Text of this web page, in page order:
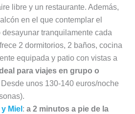
libre y un restaurante. Además,
en el que contemplar el
desayunar tranquilamente cada
2 dormitorios, 2 baños, cocina
equipada y patio con vistas a
para viajes en grupo o
unos 130-140 euros/noche
Miel : a 2 minutos a pie de la